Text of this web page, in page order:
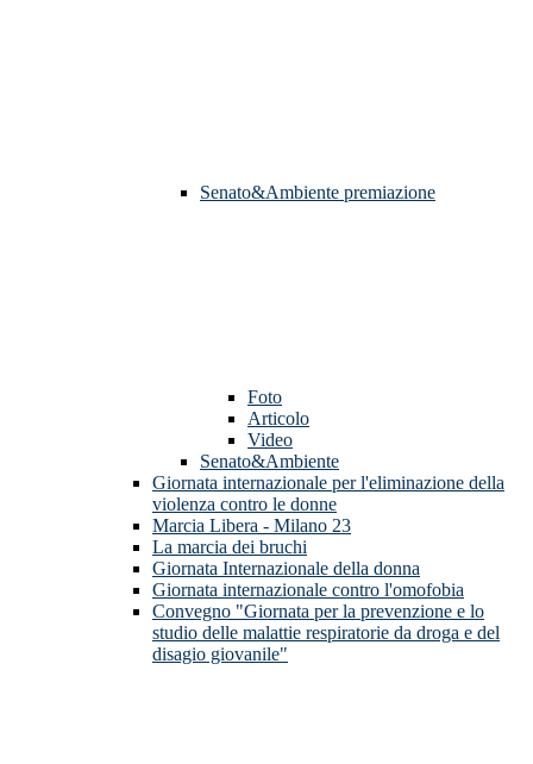
Senato&Ambiente premiazione
Foto
Articolo
Video
Senato&Ambiente
Giornata internazionale per l'eliminazione della
violenza contro le donne
Marcia Libera - Milano 23
La marcia dei bruchi
Giornata Internazionale della donna
Giornata internazionale contro l'omofobia
Convegno "Giornata per la prevenzione e lo
studio delle malattie respiratorie da droga e del
disagio giovanile"